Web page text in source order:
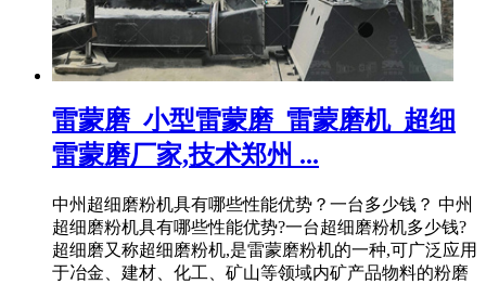
雷蒙磨_小型雷蒙磨_雷蒙磨机_超细
雷蒙磨厂家,技术郑州 ...
中州超细磨粉机具有哪些性能优势？一台多少钱？ 中州
超细磨粉机具有哪些性能优势?一台超细磨粉机多少钱?
超细磨又称超细磨粉机,是雷蒙磨粉机的一种,可广泛应用
于冶金、建材、化工、矿山等领域内矿产品物料的粉磨